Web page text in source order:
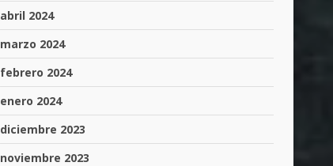
abril 2024
marzo 2024
febrero 2024
enero 2024
diciembre 2023
noviembre 2023